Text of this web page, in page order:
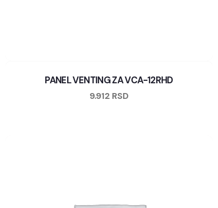
PANEL VENTING ZA VCA-12RHD
9.912 RSD